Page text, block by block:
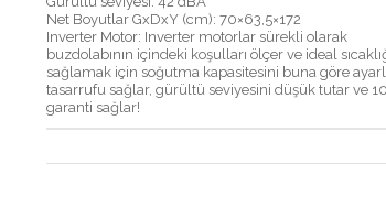
Net Boyutlar GxDxY (cm): 70×63,5×172
Inverter Motor: Inverter motorlar sürekli olarak
buzdolabının içindeki koşulları ölçer ve ideal
sağlamak için soğutma kapasitesini buna göre
tasarrufu sağlar, gürültü seviyesini düşük tutar ve
garanti sağlar!